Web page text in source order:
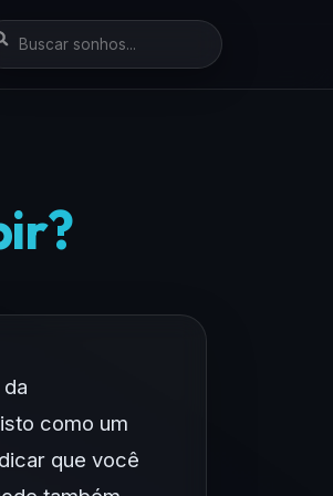
como um
que você